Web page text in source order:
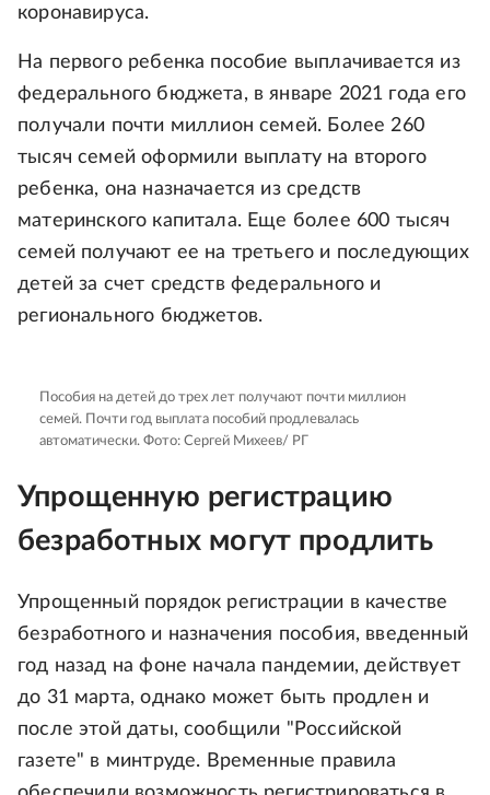
коронавируса.
На первого ребенка пособие выплачивается из
федерального бюджета, в январе 2021 года его
получали почти миллион семей. Более 260
тысяч семей оформили выплату на второго
ребенка, она назначается из средств
материнского капитала. Еще более 600 тысяч
семей получают ее на третьего и последующих
детей за счет средств федерального и
регионального бюджетов.
Пособия на детей до трех лет получают почти миллион
семей. Почти год выплата пособий продлевалась
автоматически. Фото: Сергей Михеев/ РГ
Упрощенную регистрацию
безработных могут продлить
Упрощенный порядок регистрации в качестве
безработного и назначения пособия, введенный
год назад на фоне начала пандемии, действует
до 31 марта, однако может быть продлен и
после этой даты, сообщили "Российской
газете" в минтруде. Временные правила